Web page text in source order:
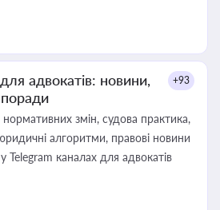
адвокатів: новини,
+93
змін, судова практика,
алгоритми, правові новини
каналах для адвокатів